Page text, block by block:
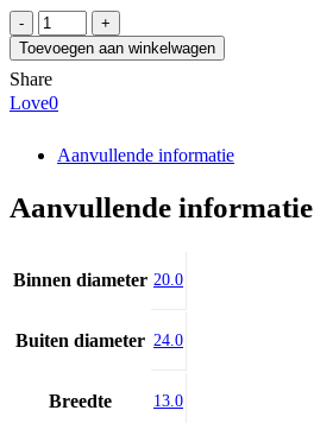
NTN
K20X24X13S
aantal
Toevoegen aan winkelwagen
Share
Love0
Aanvullende informatie
Aanvullende informatie
Binnen diameter 20.0
Buiten diameter 24.0
Breedte 13.0